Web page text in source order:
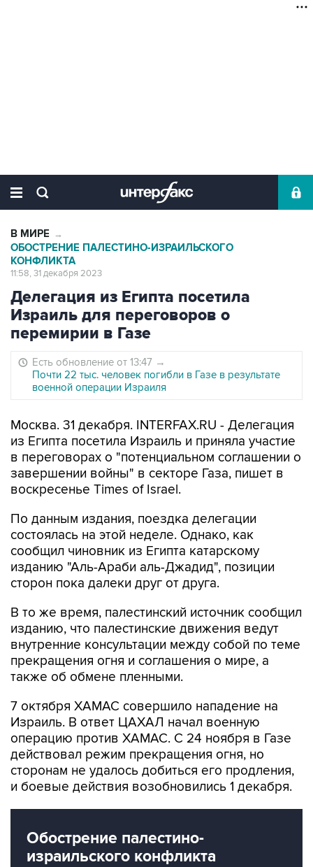
В МИРЕ →
ОБОСТРЕНИЕ ПАЛЕСТИНО-ИЗРАИЛЬСКОГО
КОНФЛИКТА
11:58, 31 декабря 2023
Делегация из Египта посетила
Израиль для переговоров о
перемирии в Газе
Есть обновление от 13:47 →
Почти 22 тыс. человек погибли в Газе в результате
военной операции Израиля
Москва. 31 декабря. INTERFAX.RU - Делегация
из Египта посетила Израиль и приняла участие
в переговорах о "потенциальном соглашении о
завершении войны" в секторе Газа, пишет в
воскресенье Times of Israel.
По данным издания, поездка делегации
состоялась на этой неделе. Однако, как
сообщил чиновник из Египта катарскому
изданию "Аль-Араби аль-Джадид", позиции
сторон пока далеки друг от друга.
В то же время, палестинский источник сообщил
изданию, что палестинские движения ведут
внутренние консультации между собой по теме
прекращения огня и соглашения о мире, а
также об обмене пленными.
7 октября ХАМАС совершило нападение на
Израиль. В ответ ЦАХАЛ начал военную
операцию против ХАМАС. С 24 ноября в Газе
действовал режим прекращения огня, но
сторонам не удалось добиться его продления,
и боевые действия возобновились 1 декабря.
Обострение палестино-
израильского конфликта